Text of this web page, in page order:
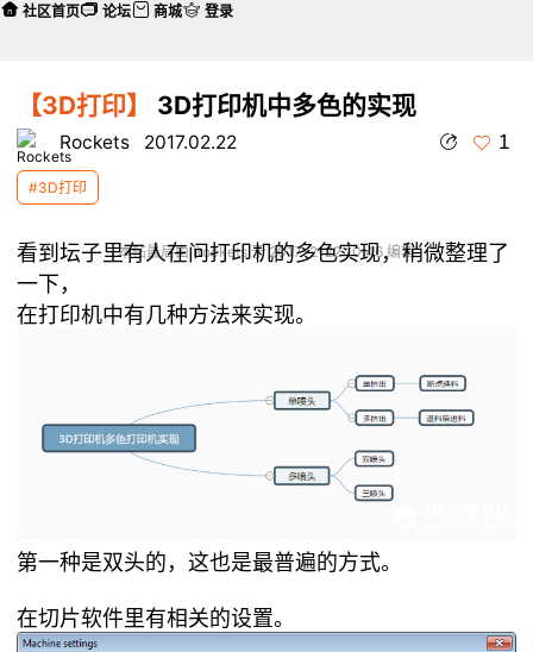
【3D打印】 3D打印机中多色的实现
Rockets 2017.02.22 1
#3D打印
本帖最后由 Rockets 于 2017-2-22 10:46 编辑
看到坛子里有人在问打印机的多色实现，稍微整理了
一下，
在打印机中有几种方法来实现。
第一种是双头的，这也是最普遍的方式。
在切片软件里有相关的设置。
社区首页 论坛 商城 登录